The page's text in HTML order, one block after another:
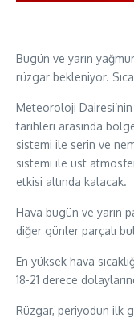
Bugün ve yarın
rüzgar bekleniyor.
Meteoroloji
tarihleri arasında
sistemi ile serin ve
sistemi ile üst
etkisi altında kalacak.
Hava bugün ve yarın
diğer günler parçalı
En yüksek hava
18-21 derece
Rüzgar, periyodun ilk